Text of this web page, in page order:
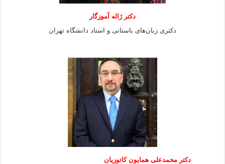
دکتر ژاله آموزگار
دکتری زبان‌های باستانی و استاد دانشگاه تهران
دکتر محمدعلی همایون کاتوزیان